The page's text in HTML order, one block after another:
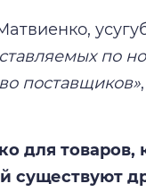
по
поставщиков»
для товаров,
существуют